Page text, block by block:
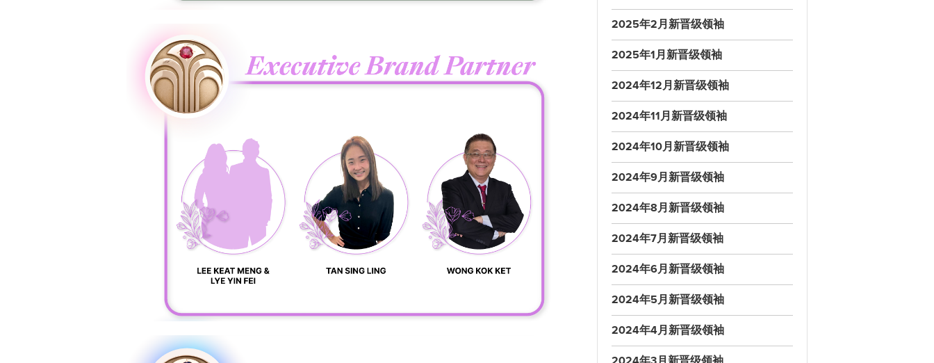
2025年2月新晋级领袖
2025年1月新晋级领袖
2024年12月新晋级领袖
2024年11月新晋级领袖
2024年10月新晋级领袖
2024年9月新晋级领袖
2024年8月新晋级领袖
2024年7月新晋级领袖
2024年6月新晋级领袖
2024年5月新晋级领袖
2024年4月新晋级领袖